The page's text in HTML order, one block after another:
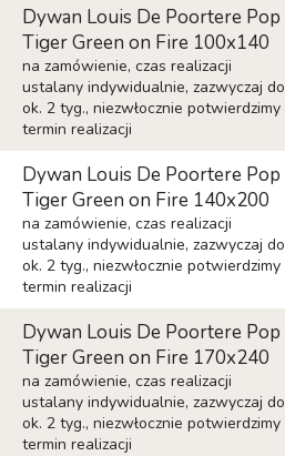
Dywan Louis De Poortere Pop
Tiger Green on Fire 100x140
na zamówienie, czas realizacji
ustalany indywidualnie, zazwyczaj do
ok. 2 tyg., niezwłocznie potwierdzimy
termin realizacji
Dywan Louis De Poortere Pop
Tiger Green on Fire 140x200
na zamówienie, czas realizacji
ustalany indywidualnie, zazwyczaj do
ok. 2 tyg., niezwłocznie potwierdzimy
termin realizacji
Dywan Louis De Poortere Pop
Tiger Green on Fire 170x240
na zamówienie, czas realizacji
ustalany indywidualnie, zazwyczaj do
ok. 2 tyg., niezwłocznie potwierdzimy
termin realizacji